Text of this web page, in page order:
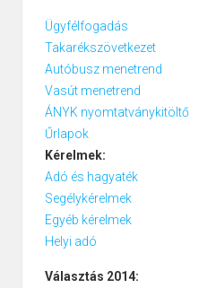
Ügyfélfogadás
Takarékszövetkezet
Autóbusz menetrend
Vasút menetrend
ÁNYK nyomtatványkitöltő
Űrlapok
Kérelmek:
Adó és hagyaték
Segélykérelmek
Egyéb kérelmek
Helyi adó
Választás 2014: